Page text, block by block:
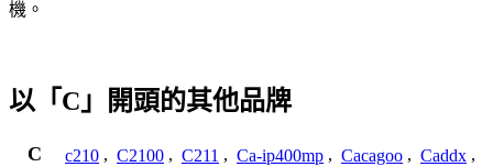
機。
以「C」開頭的其他品牌
C c210 , C2100 , C211 , Ca-ip400mp , Cacagoo , Caddx ,